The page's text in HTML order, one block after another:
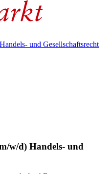
und Gesellschaftsrecht
w/d) Handels- und